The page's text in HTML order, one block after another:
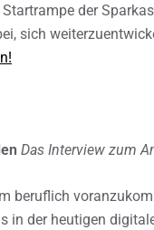
der
sich
Das Interview zum
beruflich
in der heutigen